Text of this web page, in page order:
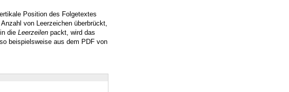
Position des Folgetextes
von Leerzeichen überbrückt,
die Leerzeilen packt, wird das
beispielsweise aus dem PDF von